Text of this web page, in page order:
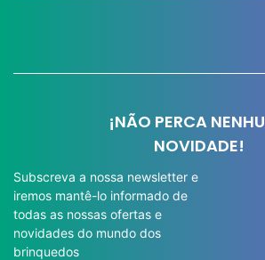
¡NÃO PERCA
NOVIDADE!
Subscreva a nossa newsletter e
iremos mantê-lo informado de
todas as nossas ofertas e
novidades do mundo dos
brinquedos